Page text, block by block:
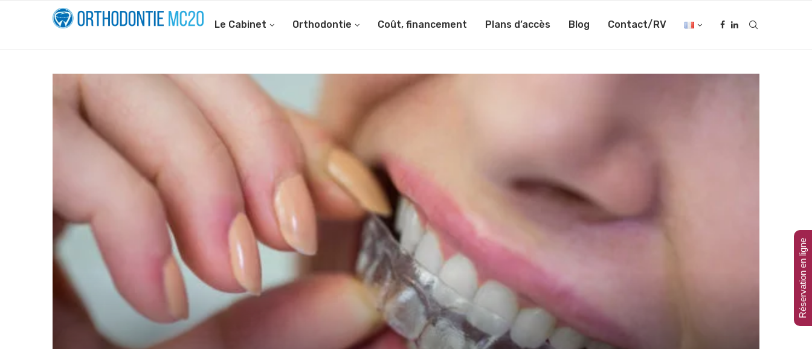
Le Cabinet Orthodontie Coût, financement Plans d’accès Blog Contact/RV
Réservation en ligne